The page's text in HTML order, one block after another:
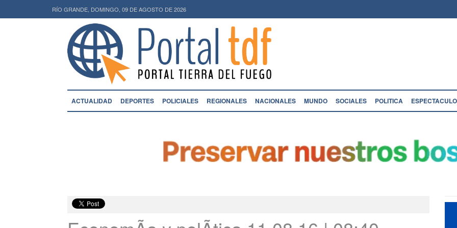
RÍO GRANDE, DOMINGO, 09 DE AGOSTO DE 2026
ACTUALIDAD DEPORTES POLICIALES REGIONALES NACIONALES MUNDO SOCIALES POLITICA